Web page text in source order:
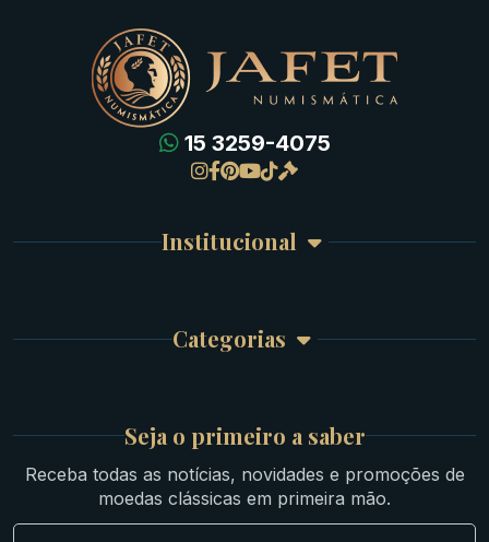
15 3259-4075
Institucional
Meus Pedidos
Carrinho de Compra
Atendimento
Categorias
Gregas
Byzantinas
Bíblicas
Ouro
Ibéricas
Lotes Grandes
Material Numismático
NGC e NNC Encapsuladas
Seja o primeiro a saber
Receba todas as notícias, novidades e promoções de
moedas clássicas em primeira mão.